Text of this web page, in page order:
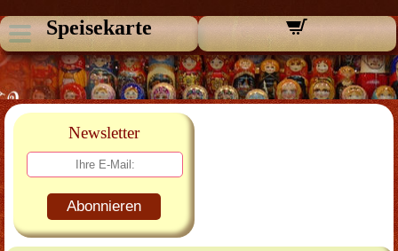
Speisekarte
Newsletter
Abonnieren